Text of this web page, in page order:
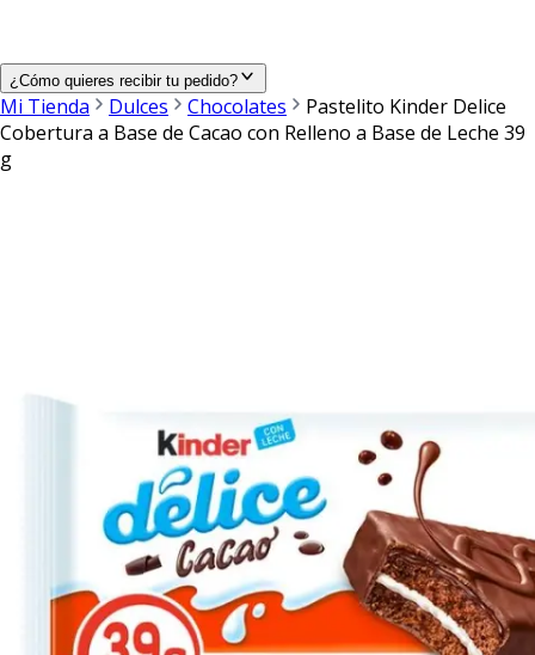
¿Cómo quieres recibir tu pedido?
Mi Tienda Dulces Chocolates
Pastelito Kinder Delice
Cobertura a Base de Cacao con Relleno a Base de Leche 39
g